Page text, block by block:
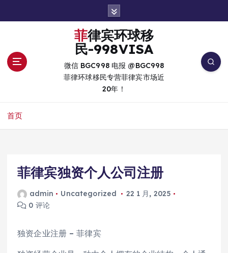
菲律宾环球移
民-998VISA
微信 BGC998 电报 @BGC998
菲律环球移民专营菲律宾市场近
20年！
首页
菲律宾独资个人公司注册
admin Uncategorized
22 1 月, 2025
0 评论
独资企业注册 – 菲律宾